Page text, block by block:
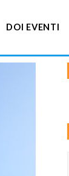
DOI EVENTI